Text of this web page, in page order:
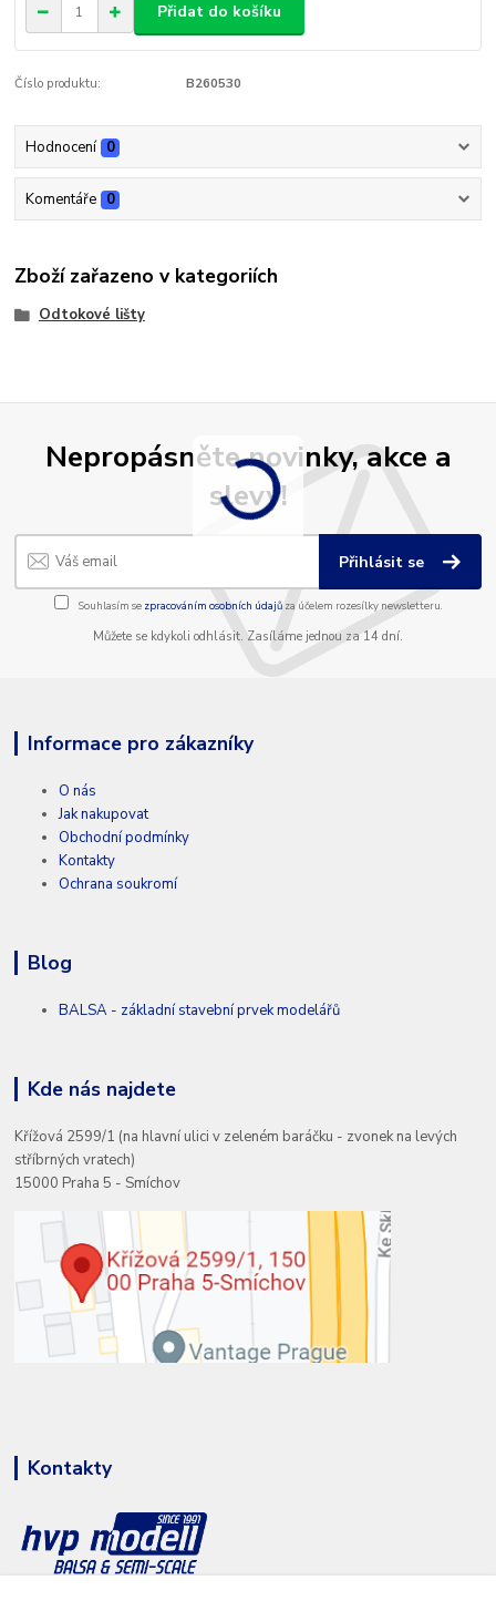
Přidat do košíku
Číslo produktu: B260530
Hodnocení 0
Komentáře 0
Zboží zařazeno v kategoriích
Odtokové lišty
Nepropásněte novinky, akce a
slevy!
Přihlásit se
Souhlasím se zpracováním osobních údajůza účelem rozesílky newsletteru.
Můžete se kdykoli odhlásit. Zasíláme jednou za 14 dní.
Informace pro zákazníky
O nás
Jak nakupovat
Obchodní podmínky
Kontakty
Ochrana soukromí
Blog
BALSA - základní stavební prvek modelářů
Kde nás najdete
Křížová 2599/1 (na hlavní ulici v zeleném baráčku - zvonek na levých
stříbrných vratech)
15000 Praha 5 - Smíchov
Kontakty